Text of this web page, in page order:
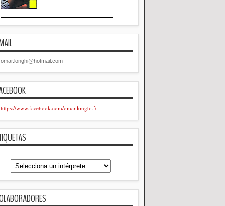
omar.longhi@hotmail.com
https://www.facebook.com/omar.longhi.3